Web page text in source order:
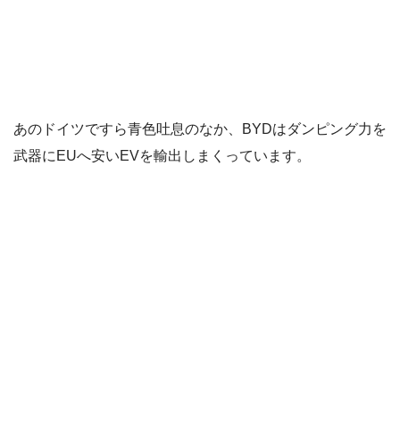
あのドイツですら青色吐息のなか、BYDはダンピング力を
武器にEUへ安いEVを輸出しまくっています。